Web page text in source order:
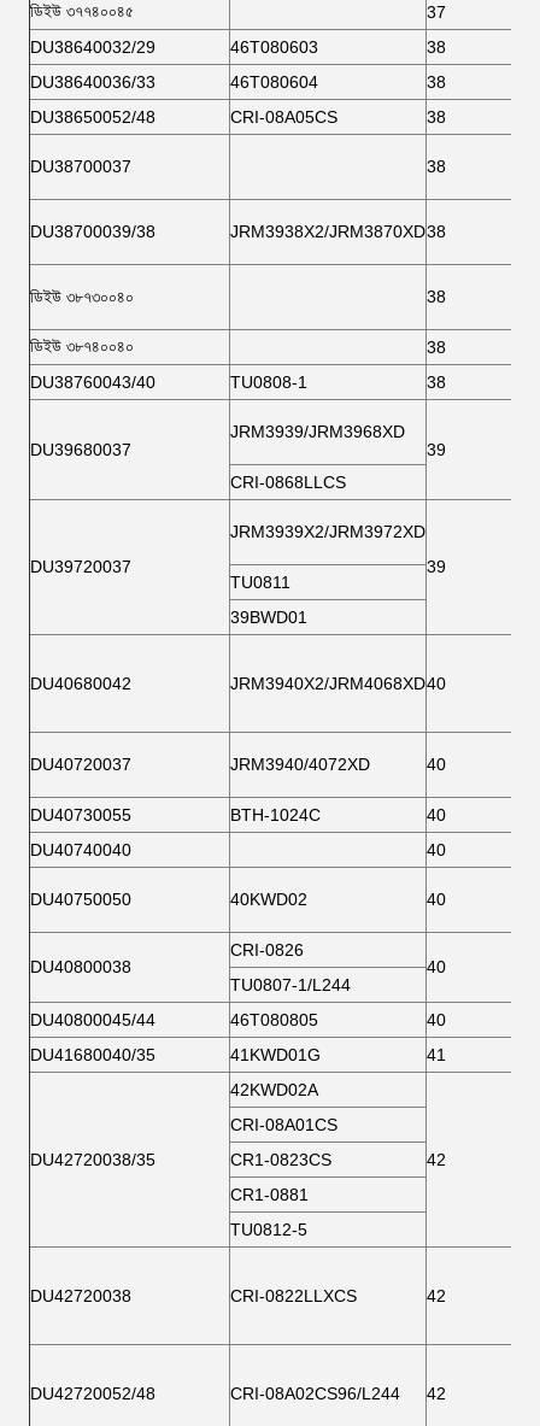
ডিইউ ৩৭৭৪০০৪৫
37
DU38640032/29
46T080603
38
DU38640036/33
46T080604
38
DU38650052/48
CRI-08A05CS 38
DU38700037 38
DU38700039/38 JRM3938X2/JRM3870XD38
ডিইউ ৩৮৭৩০০৪০ 38
ডিইউ ৩৮৭৪০০৪০
38
DU38760043/40
TU0808-1 38
DU39680037
JRM3939/JRM3968XD
39
CRI-0868LLCS
DU39720037
JRM3939X2/JRM3972XD
39
TU0811
39BWD01
DU40680042 JRM3940X2/JRM4068XD40
DU40720037 JRM3940/4072XD 40
DU40730055 BTH-1024C
40
DU40740040
40
DU40750050 40KWD02 40
DU40800038
CRI-0826
40
TU0807-1/L244
DU40800045/44
46T080805
40
DU41680040/35
41KWD01G 41
DU42720038/35
42KWD02A
42
CRI-08A01CS
CR1-0823CS
CR1-0881
TU0812-5
DU42720038 CRI-0822LLXCS 42
DU42720052/48 CRI-08A02CS96/L244 42